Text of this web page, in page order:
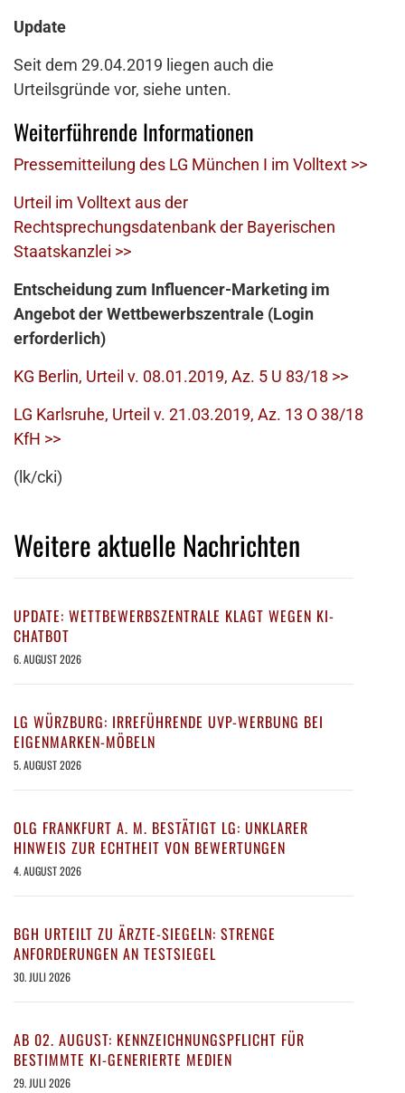
Update
Seit dem 29.04.2019 liegen auch die
Urteilsgründe vor, siehe unten.
Weiterführende Informationen
Pressemitteilung des LG München I im Volltext >>
Urteil im Volltext aus der
Rechtsprechungsdatenbank der Bayerischen
Staatskanzlei >>
Entscheidung zum Influencer-Marketing im
Angebot der Wettbewerbszentrale (Login
erforderlich)
KG Berlin, Urteil v. 08.01.2019, Az. 5 U 83/18 >>
LG Karlsruhe, Urteil v. 21.03.2019, Az. 13 O 38/18
KfH >>
(lk/cki)
Weitere aktuelle Nachrichten
UPDATE: WETTBEWERBSZENTRALE KLAGT WEGEN KI-
CHATBOT
6. AUGUST 2026
LG WÜRZBURG: IRREFÜHRENDE UVP-WERBUNG BEI
EIGENMARKEN-MÖBELN
5. AUGUST 2026
OLG FRANKFURT A. M. BESTÄTIGT LG: UNKLARER
HINWEIS ZUR ECHTHEIT VON BEWERTUNGEN
4. AUGUST 2026
BGH URTEILT ZU ÄRZTE-SIEGELN: STRENGE
ANFORDERUNGEN AN TESTSIEGEL
30. JULI 2026
AB 02. AUGUST: KENNZEICHNUNGSPFLICHT FÜR
BESTIMMTE KI-GENERIERTE MEDIEN
29. JULI 2026